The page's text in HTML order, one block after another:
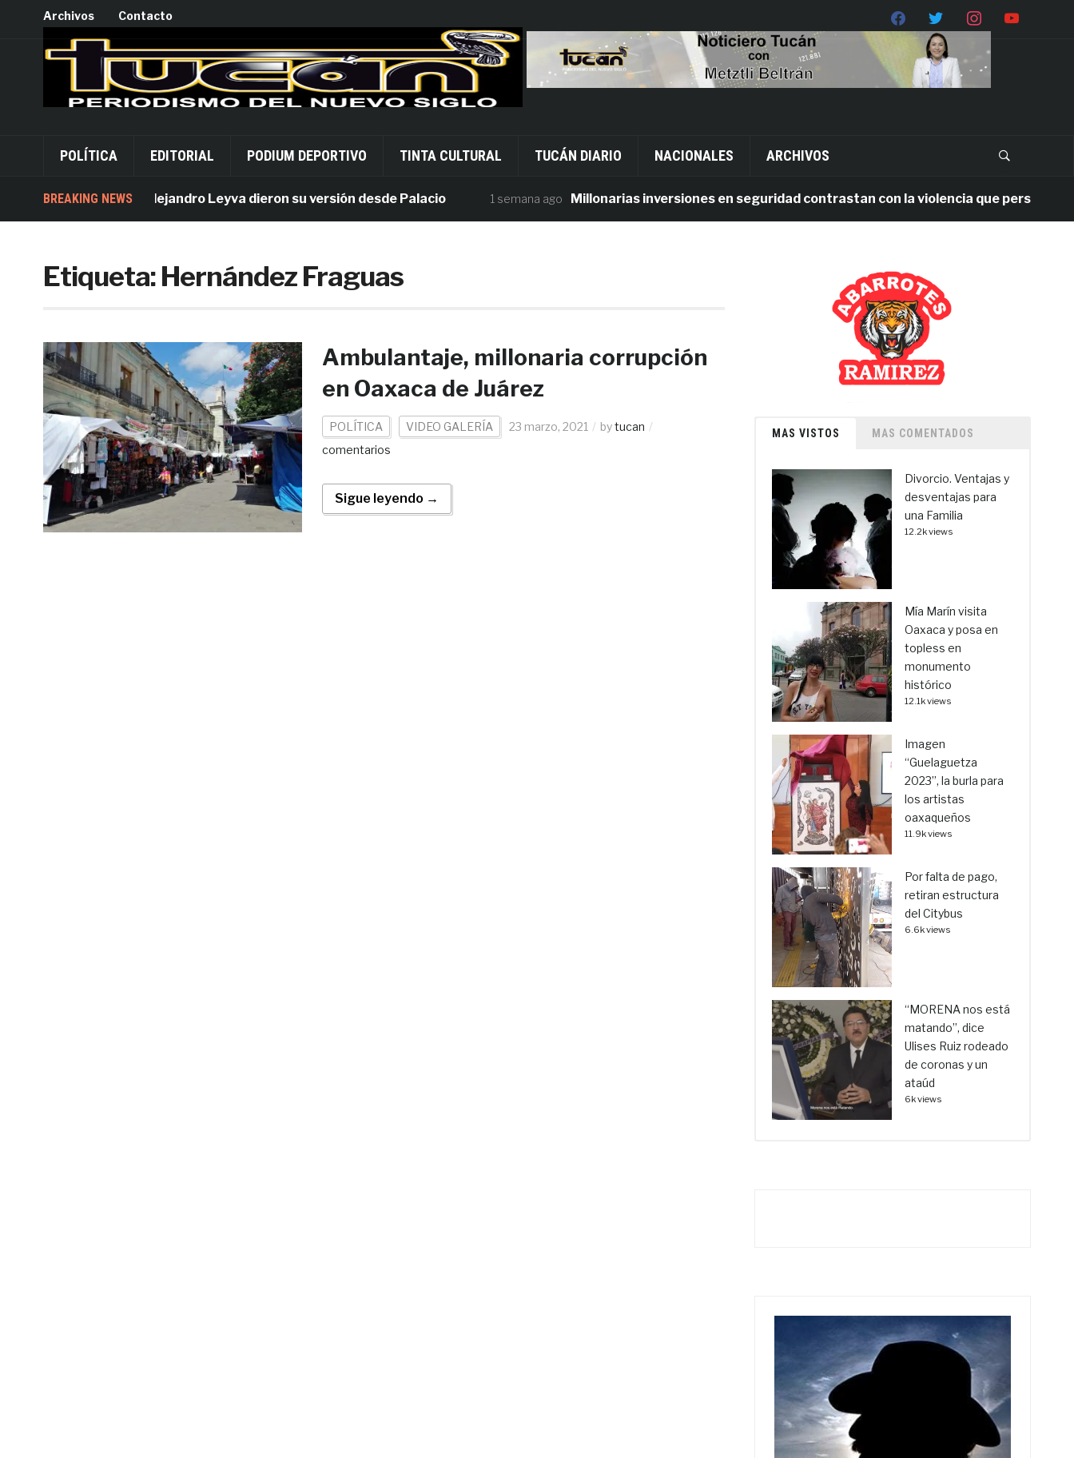
Archivos Contacto
POLÍTICA EDITORIAL PODIUM DEPORTIVO TINTA CULTURAL TUCÁN DIARIO NACIONALES ARCHIVOS
BREAKING NEWS
Acusados por Alejandro Leyva dieron su versión desde Palacio 1 semana ago Millonarias inversiones en seguridad contrastan con la violencia que persiste en
Etiqueta:Hernández Fraguas
Ambulantaje, millonaria corrupción
en Oaxaca de Juárez
POLÍTICA VIDEO GALERÍA 23 marzo, 2021 bytucan
comentarios
Sigue leyendo →
MAS VISTOS MAS COMENTADOS
Divorcio. Ventajas y
desventajas para
una Familia
12.2k views
Mía Marín visita
Oaxaca y posa en
topless en
monumento
histórico
12.1k views
Imagen
“Guelaguetza
2023”, la burla para
los artistas
oaxaqueños
11.9k views
Por falta de pago,
retiran estructura
del Citybus
6.6k views
“MORENA nos está
matando”, dice
Ulises Ruiz rodeado
de coronas y un
ataúd
6k views